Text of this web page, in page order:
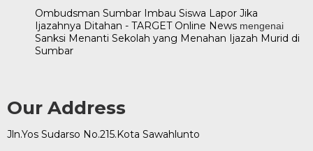
Ombudsman Sumbar Imbau Siswa Lapor Jika
Ijazahnya Ditahan - TARGET Online News mengenai
Sanksi Menanti Sekolah yang Menahan Ijazah Murid di
Sumbar
Our Address
Jln.Yos Sudarso No.215.Kota Sawahlunto